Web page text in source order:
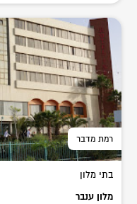
רמת מדבר
בתי מלון
מלון ענבר